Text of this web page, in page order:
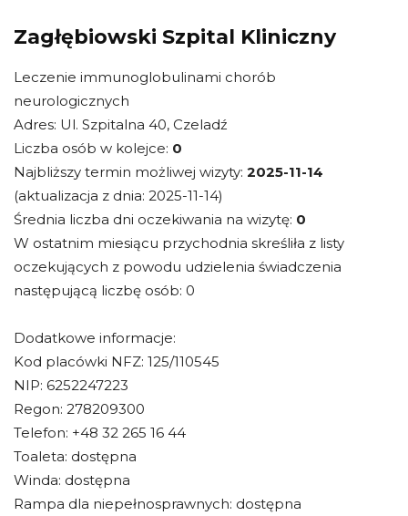
Zagłębiowski Szpital Kliniczny
Leczenie immunoglobulinami chorób
neurologicznych
Adres: Ul. Szpitalna 40, Czeladź
Liczba osób w kolejce: 0
Najbliższy termin możliwej wizyty: 2025-11-14
(aktualizacja z dnia: 2025-11-14)
Średnia liczba dni oczekiwania na wizytę: 0
W ostatnim miesiącu przychodnia skreśliła z listy
oczekujących z powodu udzielenia świadczenia
następującą liczbę osób: 0
Dodatkowe informacje:
Kod placówki NFZ: 125/110545
NIP: 6252247223
Regon: 278209300
Telefon: +48 32 265 16 44
Toaleta: dostępna
Winda: dostępna
Rampa dla niepełnosprawnych: dostępna